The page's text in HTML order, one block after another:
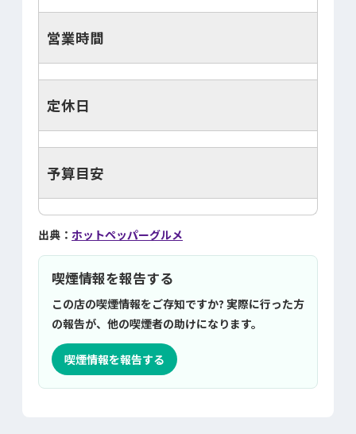
営業時間
定休日
予算目安
出典： ホットペッパーグルメ
喫煙情報を報告する
この店の喫煙情報をご存知ですか? 実際に行った方
の報告が、他の喫煙者の助けになります。
喫煙情報を報告する